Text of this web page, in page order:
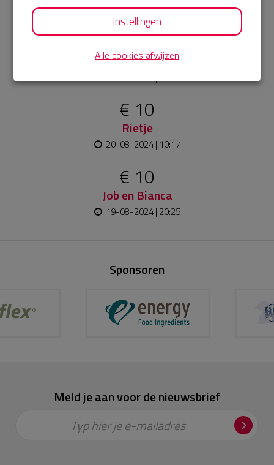
Zet hem op Ralph! Mooi dat je dit doet!
€ 20
Wesley & Sanne
€ 10
Rietje
20-08-2024 | 10:17
€ 10
Job en Bianca
19-08-2024 | 20:25
Sponsoren
Meld je aan voor de nieuwsbrief
Typ hier je e-mailadres
Instellingen
Alle cookies afwijzen